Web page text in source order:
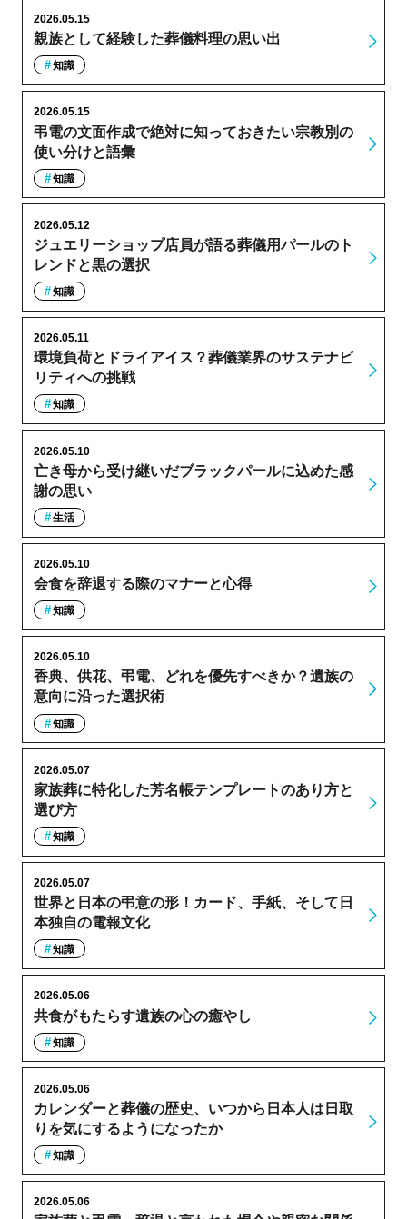
親族として経験した葬儀料理の思い出
2026.05.15
知識
弔電の文面作成で絶対に知っておきたい宗教別の
使い分けと語彙
2026.05.15
知識
ジュエリーショップ店員が語る葬儀用パールのト
レンドと黒の選択
2026.05.12
知識
環境負荷とドライアイス？葬儀業界のサステナビ
リティへの挑戦
2026.05.11
知識
亡き母から受け継いだブラックパールに込めた感
謝の思い
2026.05.10
生活
会食を辞退する際のマナーと心得
2026.05.10
知識
香典、供花、弔電、どれを優先すべきか？遺族の
意向に沿った選択術
2026.05.10
知識
家族葬に特化した芳名帳テンプレートのあり方と
選び方
2026.05.07
知識
世界と日本の弔意の形！カード、手紙、そして日
本独自の電報文化
2026.05.07
知識
共食がもたらす遺族の心の癒やし
2026.05.06
知識
カレンダーと葬儀の歴史、いつから日本人は日取
りを気にするようになったか
2026.05.06
知識
2026.05.06